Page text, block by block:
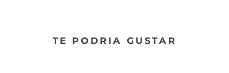
TE PODRIA GUSTAR